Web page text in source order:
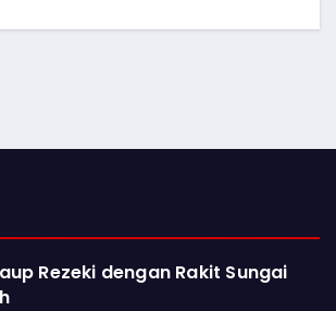
Rezeki dengan Rakit Sungai